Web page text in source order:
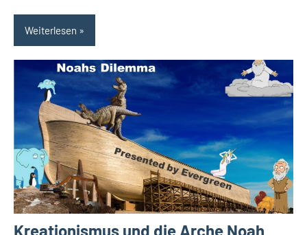
Weiterlesen
Kreationismus und die Arche Noah